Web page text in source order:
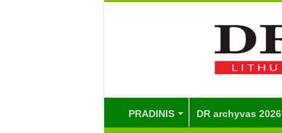
PRADINIS DR archyvas 2026